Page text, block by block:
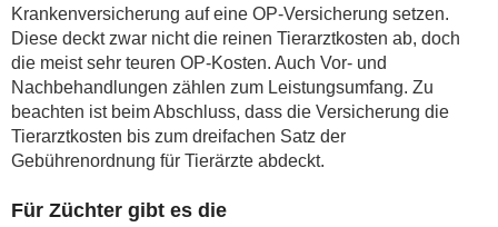
Krankenversicherung auf eine OP-Versicherung setzen.
Diese deckt zwar nicht die reinen Tierarztkosten ab, doch
die meist sehr teuren OP-Kosten. Auch Vor- und
Nachbehandlungen zählen zum Leistungsumfang. Zu
beachten ist beim Abschluss, dass die Versicherung die
Tierarztkosten bis zum dreifachen Satz der
Gebührenordnung für Tierärzte abdeckt.
Für Züchter gibt es die